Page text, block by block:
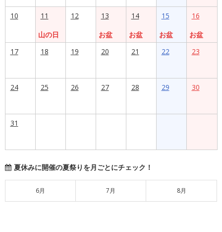
10
11
山の日
12
13
お盆
14
お盆
15
お盆
16
お盆
17
18 19 20 21 22 23
24 25 26 27 28 29 30
31
夏休みに開催の夏祭りを月ごとにチェック！
6月 7月 8月